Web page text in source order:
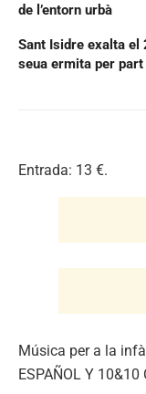
de l’entorn urbà
Sant Isidre exalta
seua ermita per
Entrada: 13 €.
Música per a la
ESPAÑOL Y 10&10